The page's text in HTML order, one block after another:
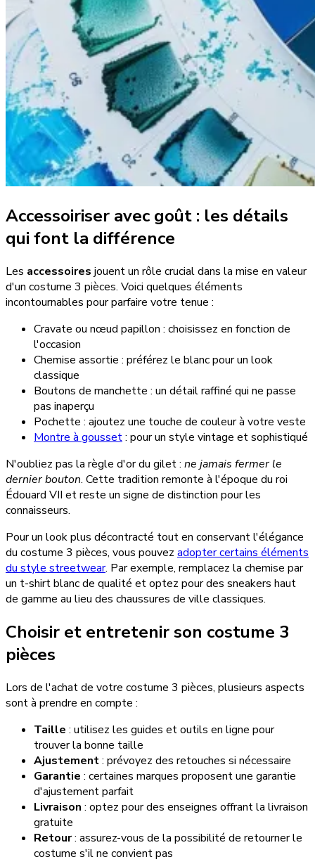
Accessoiriser avec goût : les détails
qui font la différence
Les accessoires jouent un rôle crucial dans la mise en valeur
d'un costume 3 pièces. Voici quelques éléments
incontournables pour parfaire votre tenue :
Cravate ou nœud papillon : choisissez en fonction de
l'occasion
Chemise assortie : préférez le blanc pour un look
classique
Boutons de manchette : un détail raffiné qui ne passe
pas inaperçu
Pochette : ajoutez une touche de couleur à votre veste
Montre à gousset: pour un style vintage et sophistiqué
N'oubliez pas la règle d'or du gilet : ne jamais fermer le
dernier bouton. Cette tradition remonte à l'époque du roi
Édouard VII et reste un signe de distinction pour les
connaisseurs.
Pour un look plus décontracté tout en conservant l'élégance
du costume 3 pièces, vous pouvez adopter certains éléments
du style streetwear. Par exemple, remplacez la chemise par
un t-shirt blanc de qualité et optez pour des sneakers haut
de gamme au lieu des chaussures de ville classiques.
Choisir et entretenir son costume 3
pièces
Lors de l'achat de votre costume 3 pièces, plusieurs aspects
sont à prendre en compte :
Taille : utilisez les guides et outils en ligne pour
trouver la bonne taille
Ajustement: prévoyez des retouches si nécessaire
Garantie : certaines marques proposent une garantie
d'ajustement parfait
Livraison : optez pour des enseignes offrant la livraison
gratuite
Retour: assurez-vous de la possibilité de retourner le
costume s'il ne convient pas